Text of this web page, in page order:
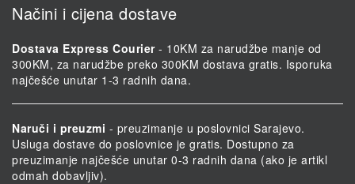
Načini i cijena dostave
Dostava Express Courier- 10KM za narudžbe manje od
300KM, za narudžbe preko 300KM dostava gratis. Isporuka
najčešće unutar 1-3 radnih dana.
Naruči i preuzmi - preuzimanje u poslovnici Sarajevo.
Usluga dostave do poslovnice je gratis. Dostupno za
preuzimanje najčešće unutar 0-3 radnih dana (ako je artikl
odmah dobavljiv).